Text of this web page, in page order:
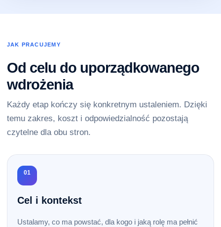
JAK PRACUJEMY
Od celu do uporządkowanego
wdrożenia
Każdy etap kończy się konkretnym ustaleniem. Dzięki
temu zakres, koszt i odpowiedzialność pozostają
czytelne dla obu stron.
01
Cel i kontekst
Ustalamy, co ma powstać, dla kogo i jaką rolę ma pełnić